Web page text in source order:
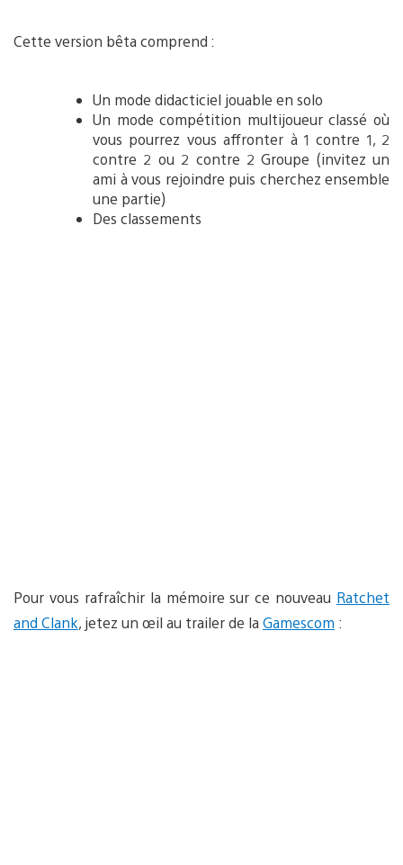
Cette version bêta comprend :
Un mode didacticiel jouable en solo
Un mode compétition multijoueur classé où
vous pourrez vous affronter à 1 contre 1, 2
contre 2 ou 2 contre 2 Groupe (invitez un
ami à vous rejoindre puis cherchez ensemble
une partie)
Des classements
Pour vous rafraîchir la mémoire sur ce nouveau Ratchet
and Clank, jetez un œil au trailer de la Gamescom :